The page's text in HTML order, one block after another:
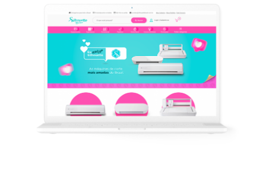
Léia Pastori